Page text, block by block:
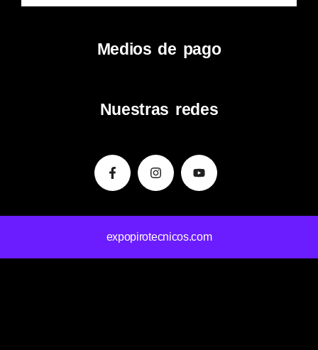
Medios de pago
Nuestras redes
Facebook-
f
InstagramYoutube
expopirotecnicos.com